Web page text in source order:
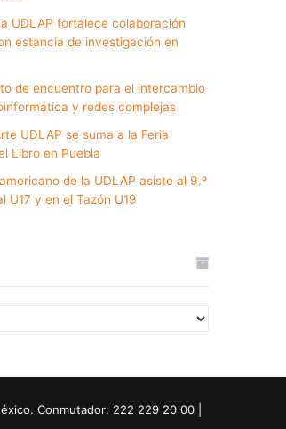
UDLAP fortalece colaboración
estancia de investigación en
de encuentro para el intercambio
y redes complejas
UDLAP se suma a la Feria
Libro en Puebla
de la UDLAP asiste al 9.º
U17 y en el Tazón U19
Conmutador: 222 229 20 00 |